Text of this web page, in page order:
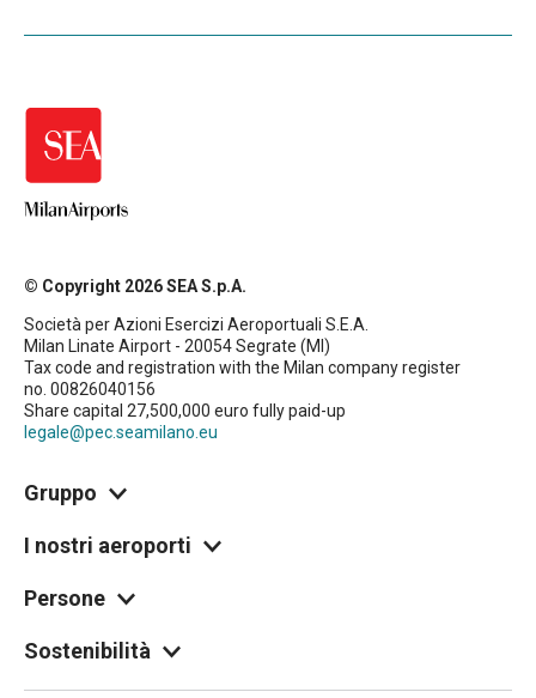
© Copyright 2026 SEA S.p.A.
Società per Azioni Esercizi Aeroportuali S.E.A.
Milan Linate Airport - 20054 Segrate (MI)
Tax code and registration with the Milan company register
no. 00826040156
Share capital 27,500,000 euro fully paid-up
legale@pec.seamilano.eu
Gruppo
I nostri aeroporti
Persone
Sostenibilità